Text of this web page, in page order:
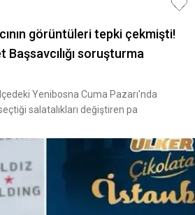
görüntüleri tepki çekmişti!
soruşturma
Yenibosna Cuma Pazarı'nda
salatalıkları değiştiren pa